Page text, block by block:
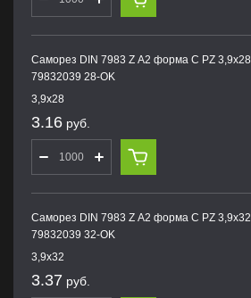
Саморез DIN 7983 Z А2 форма С PZ 3,9х28
79832039 28-OK
3,9х28
3.16 руб.
Саморез DIN 7983 Z А2 форма С PZ 3,9х32
79832039 32-OK
3,9х32
3.37 руб.